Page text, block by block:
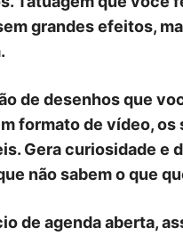
grandes efeitos,
de desenhos que
formato de vídeo, os
Gera curiosidade e
não sabem o que
de agenda aberta,